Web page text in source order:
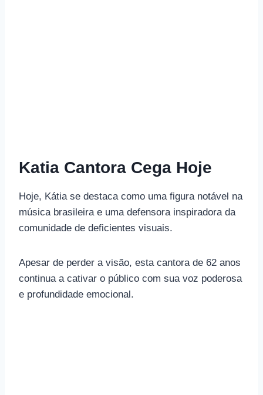
Katia Cantora Cega Hoje
Hoje, Kátia se destaca como uma figura notável na
música brasileira e uma defensora inspiradora da
comunidade de deficientes visuais.
Apesar de perder a visão, esta cantora de 62 anos
continua a cativar o público com sua voz poderosa
e profundidade emocional.